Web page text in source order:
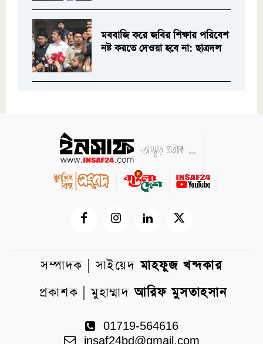
মববাজি করে জবির শিক্ষার পরিবেশ
নষ্ট করতে দেওয়া হবে না: ছাত্রদল
সম্পাদক | সাইয়েদমাহফুজ খন্দকার
প্রকাশক | মুহাম্মাদআরিফ মুসতাহসান
01719-564616
insaf24bd@gmail.com